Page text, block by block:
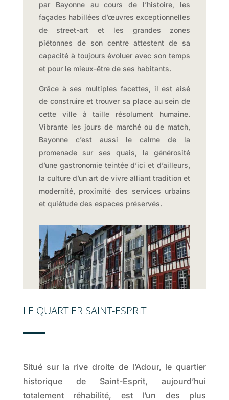
par Bayonne au cours de l’histoire, les
façades habillées d’œuvres exceptionnelles
de street-art et les grandes zones
piétonnes de son centre attestent de sa
capacité à toujours évoluer avec son temps
et pour le mieux-être de ses habitants.
Grâce à ses multiples facettes, il est aisé
de construire et trouver sa place au sein de
cette ville à taille résolument humaine.
Vibrante les jours de marché ou de match,
Bayonne c’est aussi le calme de la
promenade sur ses quais, la générosité
d’une gastronomie teintée d’ici et d’ailleurs,
la culture d’un art de vivre alliant tradition et
modernité, proximité des services urbains
et quiétude des espaces préservés.
LE QUARTIER SAINT-ESPRIT
Situé sur la rive droite de l’Adour, le quartier
historique de Saint-Esprit, aujourd’hui
totalement réhabilité, est l’un des plus